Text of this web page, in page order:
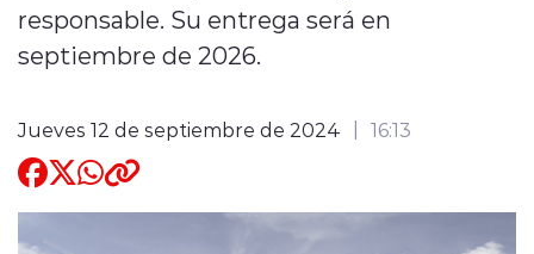
Quienes Somos
responsable. Su entrega será en
septiembre de 2026.
Jueves 12 de septiembre de 2024 16:13